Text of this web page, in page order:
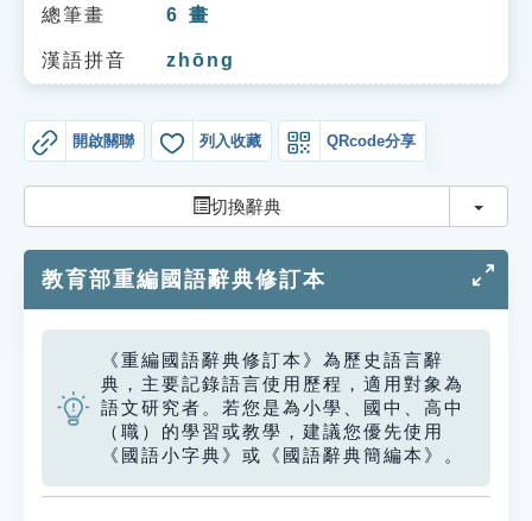
單字索引
生命大百科索引
遊戲專區
教學應用
貓頭鷹博士
總筆畫 6 畫
漢語拼音 zhōng
開啟關聯 列入收藏 QRcode分享
切換辭典 切換
教育部重編國語辭典修訂本
《重編國語辭典修訂本》為歷史語言辭
典，主要記錄語言使用歷程，適用對象為
語文研究者。若您是為小學、國中、高中
（職）的學習或教學，建議您優先使用
《國語小字典》或《國語辭典簡編本》。